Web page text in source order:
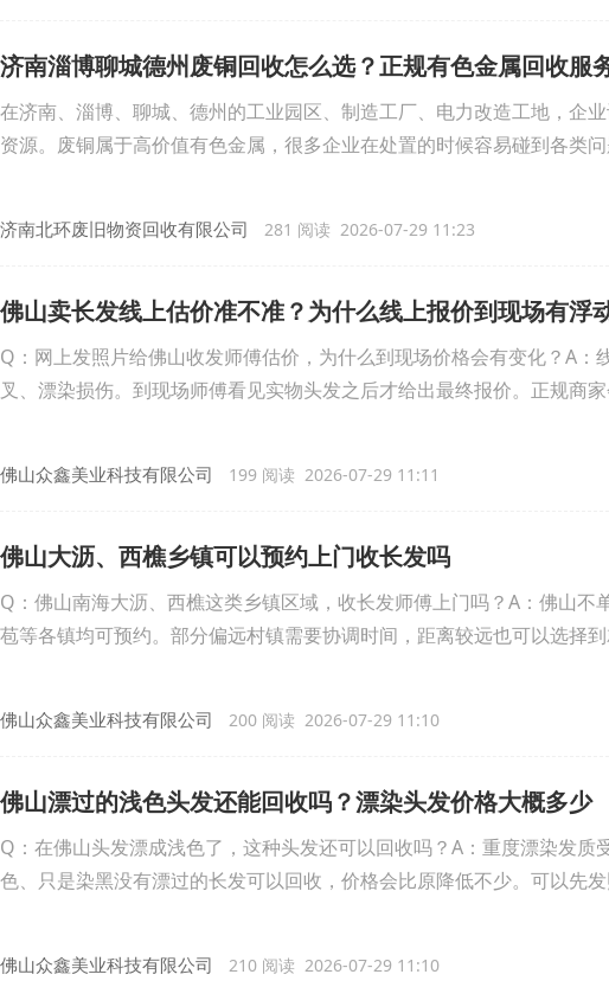
济南淄博聊城德州废铜回收怎么选？正规有色金属回收服
在济南、淄博、聊城、德州的工业园区、制造工厂、电力改造工地，企
资源。废铜属于高价值有色金属，很多企业在处置的时候容易碰到各类
济南北环废旧物资回收有限公司 281 阅读 2026-07-29 11:23
佛山卖长发线上估价准不准？为什么线上报价到现场有浮
Q：网上发照片给佛山收发师傅估价，为什么到现场价格会有变化？A
叉、漂染损伤。到现场师傅看见实物头发之后才给出最终报价。正规商
佛山众鑫美业科技有限公司 199 阅读 2026-07-29 11:11
佛山大沥、西樵乡镇可以预约上门收长发吗
Q：佛山南海大沥、西樵这类乡镇区域，收长发师傅上门吗？A：佛山
苞等各镇均可预约。部分偏远村镇需要协调时间，距离较远也可以选择
佛山众鑫美业科技有限公司 200 阅读 2026-07-29 11:10
佛山漂过的浅色头发还能回收吗？漂染头发价格大概多少
Q：在佛山头发漂成浅色了，这种头发还可以回收吗？A：重度漂染发
色、只是染黑没有漂过的长发可以回收，价格会比原降低不少。可以先
佛山众鑫美业科技有限公司 210 阅读 2026-07-29 11:10